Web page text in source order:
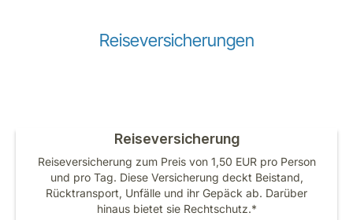
Reiseversicherungen
Reiseversicherung
Reiseversicherung zum Preis von 1,50 EUR pro Person
und pro Tag. Diese Versicherung deckt Beistand,
Rücktransport, Unfälle und ihr Gepäck ab. Darüber
hinaus bietet sie Rechtschutz.*